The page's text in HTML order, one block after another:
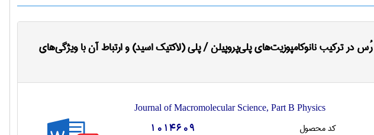
در ترکیب نانوکامپوزیت‌های پلی‌پروپیلن / پلی (لاکتیک اسید) و ارتباط آن با ویژگی‌های
Journal of Macromolecular Science, Part B Physics
کد محصول 1014609